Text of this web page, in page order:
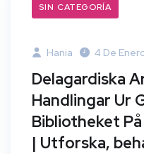
SIN CATEGORÍA
Hania 4 De
Delagardiska
Handlingar Ur
Bibliotheket
| Utforska,